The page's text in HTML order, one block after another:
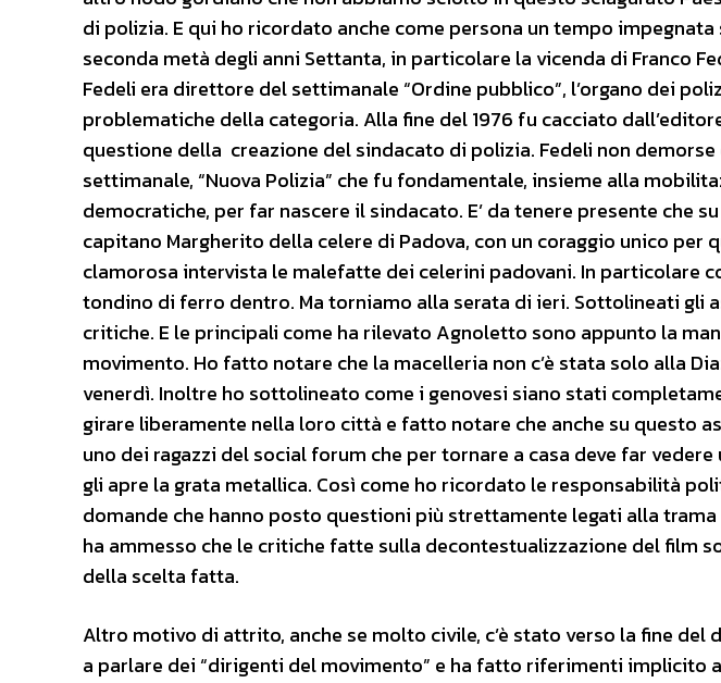
di polizia. E qui ho ricordato anche come persona un tempo
seconda metà degli anni Settanta, in particolare la vicenda di Franco
Fedeli era direttore del settimanale “Ordine pubblico”, l’organo dei
problematiche della categoria. Alla fine del 1976 fu cacciato
questione della creazione del sindacato di polizia. Fedeli non demorse
settimanale, “Nuova Polizia” che fu fondamentale, insieme alla
democratiche, per far nascere il sindacato. E’ da tenere presente che
capitano Margherito della celere di Padova, con un coraggio unico per
clamorosa intervista le malefatte dei celerini padovani. In particolare
tondino di ferro dentro. Ma torniamo alla serata di ieri. Sottolineati gli
critiche. E le principali come ha rilevato Agnoletto sono appunto la
movimento. Ho fatto notare che la macelleria non c’è stata solo alla
venerdì. Inoltre ho sottolineato come i genovesi siano stati
girare liberamente nella loro città e fatto notare che anche su questo
uno dei ragazzi del social forum che per tornare a casa deve far
gli apre la grata metallica. Così come ho ricordato le responsabilità
domande che hanno posto questioni più strettamente legati alla
ha ammesso che le critiche fatte sulla decontestualizzazione del film
della scelta fatta.
Altro motivo di attrito, anche se molto civile, c’è stato verso la fine
a parlare dei “dirigenti del movimento” e ha fatto riferimenti implicito